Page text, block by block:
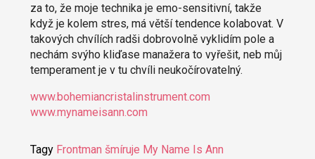
za to, že moje technika je emo-sensitivní, takže
když je kolem stres, má větší tendence kolabovat. V
takových chvílích radši dobrovolně vyklidím pole a
nechám svýho kliďase manažera to vyřešit, neb můj
temperament je v tu chvíli neukočírovatelný.
www.bohemiancristalinstrument.com
www.mynameisann.com
Tagy Frontman šmíruje My Name Is Ann